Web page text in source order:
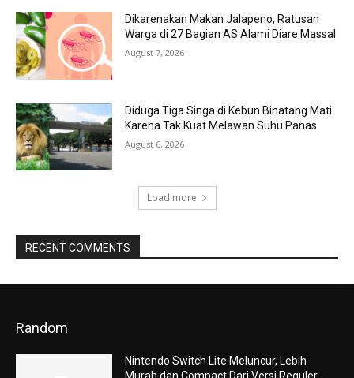
Dikarenakan Makan Jalapeno, Ratusan
Warga di 27 Bagian AS Alami Diare Massal
August 7, 2026
Diduga Tiga Singa di Kebun Binatang Mati
Karena Tak Kuat Melawan Suhu Panas
August 6, 2026
Load more
RECENT COMMENTS
Random
Nintendo Switch Lite Meluncur, Lebih